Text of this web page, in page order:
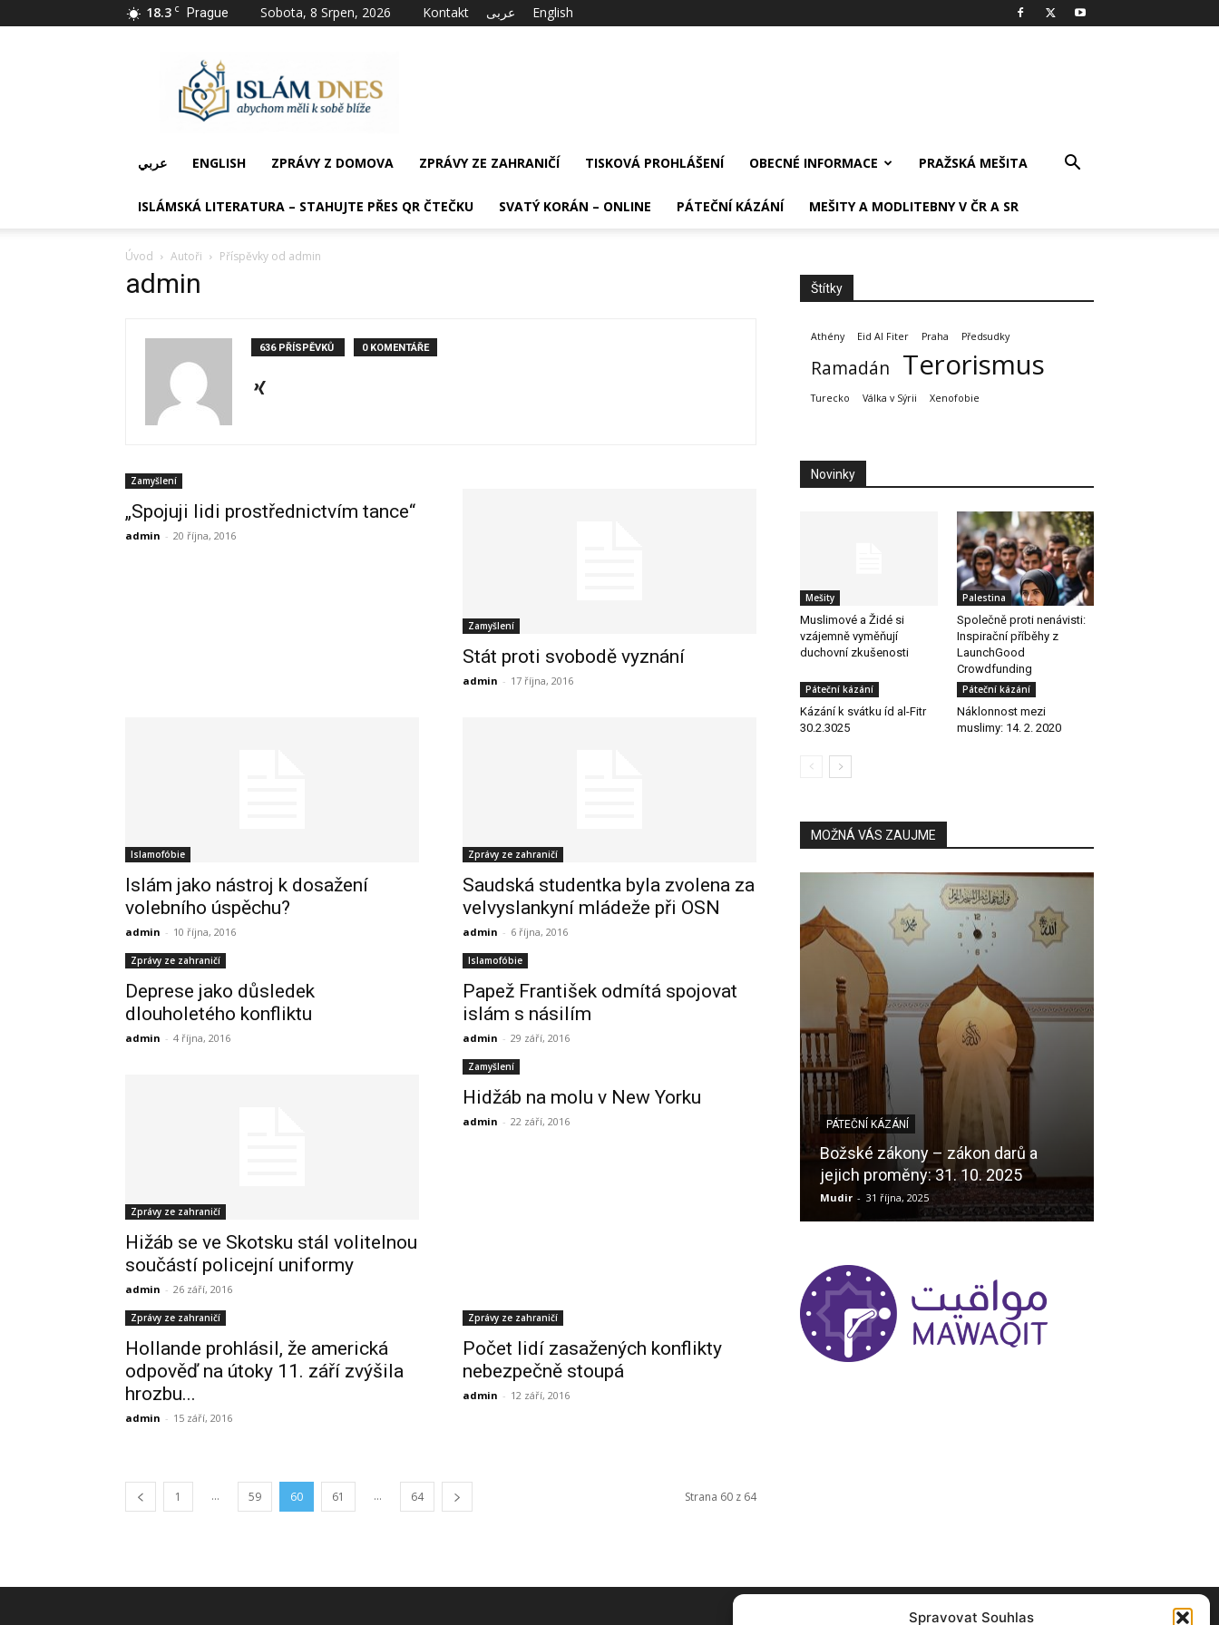
Spravovat Souhlas
18.3 C Prague Sobota, 8 Srpen, 2026 Kontakt عربى English
عربي ENGLISH ZPRÁVY Z DOMOVA ZPRÁVY ZE ZAHRANIČÍ TISKOVÁ PROHLÁŠENÍ OBECNÉ INFORMACE PRAŽSKÁ MEŠITA
ISLÁMSKÁ LITERATURA – STAHUJTE PŘES QR ČTEČKU SVATÝ KORÁN – ONLINE PÁTEČNÍ KÁZÁNÍ MEŠITY A MODLITEBNY V ČR A SR
Úvod Autoři Příspěvky od admin
admin
636 PŘÍSPĚVKŮ 0 KOMENTÁŘE
Zamyšlení
„Spojuji lidi prostřednictvím tance“
admin - 20 října, 2016
Zamyšlení
Stát proti svobodě vyznání
admin - 17 října, 2016
Islamofóbie
Islám jako nástroj k dosažení
volebního úspěchu?
admin - 10 října, 2016
Zprávy ze zahraničí
Saudská studentka byla zvolena za
velvyslankyní mládeže při OSN
admin - 6 října, 2016
Zprávy ze zahraničí
Deprese jako důsledek
dlouholetého konfliktu
admin - 4 října, 2016
Islamofóbie
Papež František odmítá spojovat
islám s násilím
admin - 29 září, 2016
Zprávy ze zahraničí
Hižáb se ve Skotsku stál volitelnou
součástí policejní uniformy
admin - 26 září, 2016
Zamyšlení
Hidžáb na molu v New Yorku
admin - 22 září, 2016
Zprávy ze zahraničí
Hollande prohlásil, že americká
odpověď na útoky 11. září zvýšila
hrozbu...
admin - 15 září, 2016
Zprávy ze zahraničí
Počet lidí zasažených konflikty
nebezpečně stoupá
admin - 12 září, 2016
1 ... 59 60 61 ... 64 Strana 60 z 64
Štítky
Athény Eid Al Fiter Praha Předsudky
Ramadán Terorismus
Turecko Válka v Sýrii Xenofobie
Novinky
Mešity
Muslimové a Židé si
vzájemně vyměňují
duchovní zkušenosti
Palestina
Společně proti nenávisti:
Inspirační příběhy z
LaunchGood
Crowdfunding
Páteční kázání
Kázání k svátku íd al-Fitr
30.2.3025
Páteční kázání
Náklonnost mezi
muslimy: 14. 2. 2020
MOŽNÁ VÁS ZAUJME
PÁTEČNÍ KÁZÁNÍ
Božské zákony – zákon darů a
jejich proměny: 31. 10. 2025
Mudir - 31 října, 2025